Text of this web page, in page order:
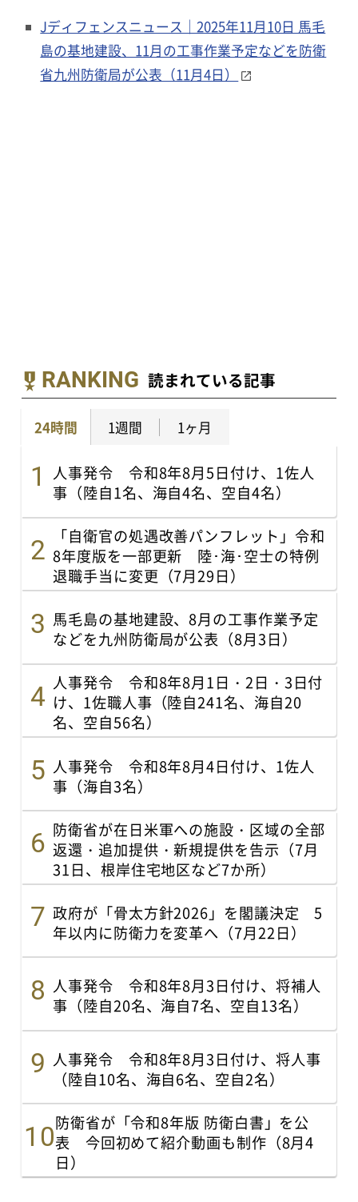
Jディフェンスニュース｜2025年11月10日 馬毛
島の基地建設、11月の工事作業予定などを防衛
省九州防衛局が公表（11月4日）
RANKING 読まれている記事
24時間 1週間 1ヶ月
人事発令 令和8年8月5日付け、1佐人
事（陸自1名、海自4名、空自4名）
「自衛官の処遇改善パンフレット」令和
8年度版を一部更新 陸･海･空士の特例
退職手当に変更（7月29日）
馬毛島の基地建設、8月の工事作業予定
などを九州防衛局が公表（8月3日）
人事発令 令和8年8月1日・2日・3日付
け、1佐職人事（陸自241名、海自20
名、空自56名）
人事発令 令和8年8月4日付け、1佐人
事（海自3名）
防衛省が在日米軍への施設・区域の全部
返還・追加提供・新規提供を告示（7月
31日、根岸住宅地区など7か所）
政府が「骨太方針2026」を閣議決定 5
年以内に防衛力を変革へ（7月22日）
人事発令 令和8年8月3日付け、将補人
事（陸自20名、海自7名、空自13名）
人事発令 令和8年8月3日付け、将人事
（陸自10名、海自6名、空自2名）
防衛省が「令和8年版 防衛白書」を公
表 今回初めて紹介動画も制作（8月4
日）